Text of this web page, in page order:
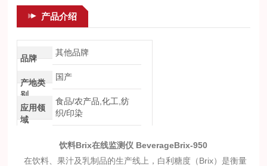
产品介绍
品牌
其他品牌
产地类
别
国产
应用领
域
食品/农产品,化工,纺
织/印染
饮料Brix在线监测仪 BeverageBrix-950
在饮料、果汁及乳制品的生产线上，白利糖度（Brix）是衡量